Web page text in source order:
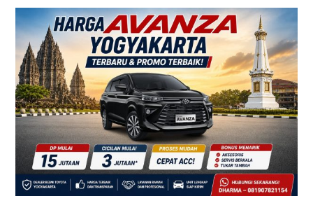
TERBARU!
Harga
Toyota
Avanza
Yogyakarta
–
Promo
DP
Ringan
&